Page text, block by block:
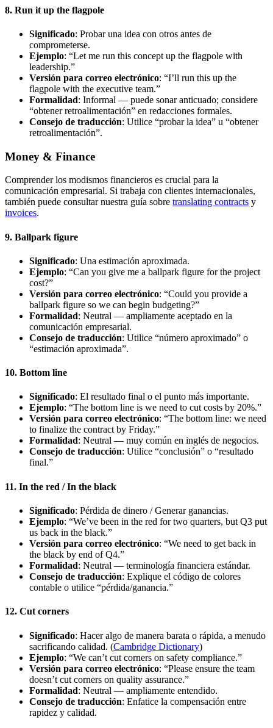
8. Run it up the flagpole
Significado: Probar una idea con otros antes de
comprometerse.
Ejemplo: “Let me run this concept up the flagpole with
leadership.”
Versión para correo electrónico: “I’ll run this up the
flagpole with the executive team.”
Formalidad: Informal — puede sonar anticuado; considere
“obtener retroalimentación” en redacciones formales.
Consejo de traducción: Utilice “probar la idea” u “obtener
retroalimentación”.
Money & Finance
Comprender los modismos financieros es crucial para la
comunicación empresarial. Si trabaja con clientes internacionales,
también puede consultar nuestra guía sobre translating contracts y
invoices.
9. Ballpark figure
Significado: Una estimación aproximada.
Ejemplo: “Can you give me a ballpark figure for the project
cost?”
Versión para correo electrónico: “Could you provide a
ballpark figure so we can begin budgeting?”
Formalidad: Neutral — ampliamente aceptado en la
comunicación empresarial.
Consejo de traducción: Utilice “número aproximado” o
“estimación aproximada”.
10. Bottom line
Significado: El resultado final o el punto más importante.
Ejemplo: “The bottom line is we need to cut costs by 20%.”
Versión para correo electrónico: “The bottom line: we need
to finalize the contract by Friday.”
Formalidad: Neutral — muy común en inglés de negocios.
Consejo de traducción: Utilice “conclusión” o “resultado
final.”
11. In the red / In the black
Significado: Pérdida de dinero / Generar ganancias.
Ejemplo: “We’ve been in the red for two quarters, but Q3 put
us back in the black.”
Versión para correo electrónico: “We need to get back in
the black by end of Q4.”
Formalidad: Neutral — terminología financiera estándar.
Consejo de traducción: Explique el código de colores
contable o utilice “pérdida/ganancia.”
12. Cut corners
Significado: Hacer algo de manera barata o rápida, a menudo
sacrificando calidad. (Cambridge Dictionary)
Ejemplo: “We can’t cut corners on safety compliance.”
Versión para correo electrónico: “Please ensure the team
doesn’t cut corners on quality assurance.”
Formalidad: Neutral — ampliamente entendido.
Consejo de traducción: Enfatice la compensación entre
rapidez y calidad.